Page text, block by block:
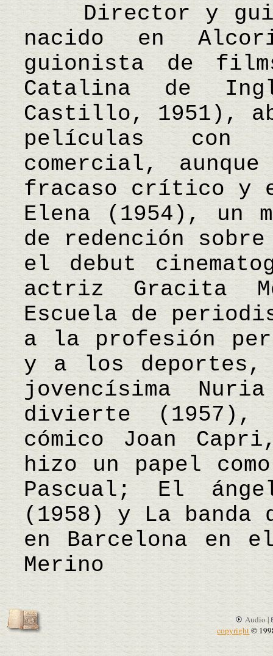
Director y
nacido en
guionista de
Catalina de
Castillo, 1951),
películas con
comercial,
fracaso crítico y
Elena (1954), un
de redención
el debut
actriz Gracita
Escuela de
a la profesión
y a los deportes,
jovencísima
divierte (1957),
cómico Joan
hizo un papel
Pascual; El
(1958) y La banda
en Barcelona en
Merino
Audio |
copyright©